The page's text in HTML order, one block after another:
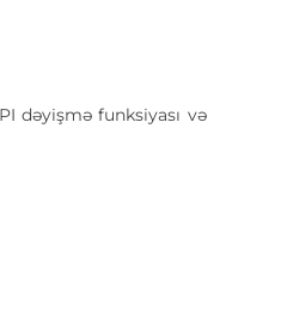
dəyişmə funksiyası və